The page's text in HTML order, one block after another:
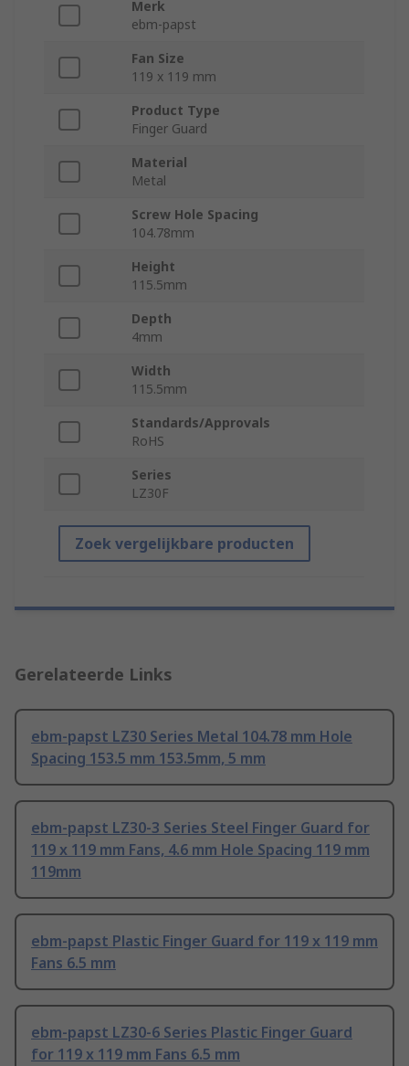
Merk
ebm-papst
Fan Size
119 x 119 mm
Product Type
Finger Guard
Material
Metal
Screw Hole Spacing
104.78mm
Height
115.5mm
Depth
4mm
Width
115.5mm
Standards/Approvals
RoHS
Series
LZ30F
Zoek vergelijkbare producten
Gerelateerde Links
ebm-papst LZ30 Series Metal 104.78 mm Hole
Spacing 153.5 mm 153.5mm, 5 mm
ebm-papst LZ30-3 Series Steel Finger Guard for
119 x 119 mm Fans, 4.6 mm Hole Spacing 119 mm
119mm
ebm-papst Plastic Finger Guard for 119 x 119 mm
Fans 6.5 mm
ebm-papst LZ30-6 Series Plastic Finger Guard
for 119 x 119 mm Fans 6.5 mm